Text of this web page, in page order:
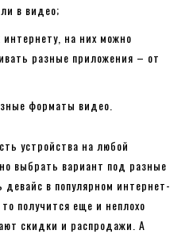
в видео;
на них можно
разные приложения – от
форматы видео.
устройства на любой
выбрать вариант под разные
девайс в популярном интернет-
получится еще и неплохо
скидки и распродажи. А